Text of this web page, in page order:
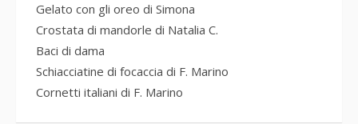
Gelato con gli oreo di Simona
Crostata di mandorle di Natalia C.
Baci di dama
Schiacciatine di focaccia di F. Marino
Cornetti italiani di F. Marino